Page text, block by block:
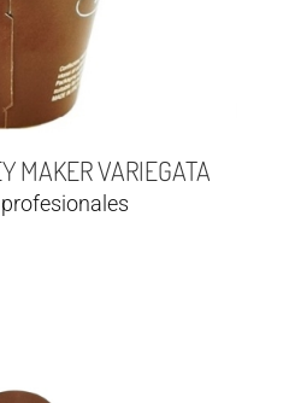
MAKER VARIEGATA